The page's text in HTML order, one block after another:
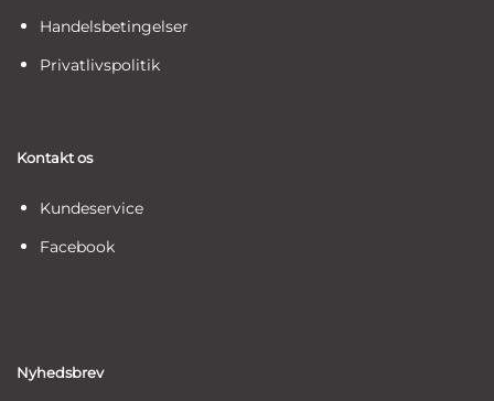
Handelsbetingelser
Privatlivspolitik
Kontakt os
Kundeservice
Facebook
Nyhedsbrev